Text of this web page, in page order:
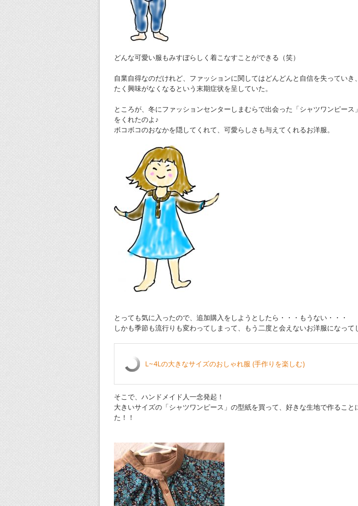
どんな可愛い服もみすぼらしく着こなすことができる（笑）
自業自得なのだけれど、ファッションに関してはどんどんと自信を失っていき
たく興味がなくなるという末期症状を呈していた。
ところが、冬にファッションセンターしまむらで出会った「シャツワンピース
をくれたのよ♪
ボコボコのおなかを隠してくれて、可愛らしさも与えてくれるお洋服。
とっても気に入ったので、追加購入をしようとしたら・・・もうない・・・
しかも季節も流行りも変わってしまって、もう二度と会えないお洋服になって
L~4Lの大きなサイズのおしゃれ服 (手作りを楽しむ)
そこで、ハンドメイド人一念発起！
大きいサイズの「シャツワンピース」の型紙を買って、好きな生地で作ること
た！！